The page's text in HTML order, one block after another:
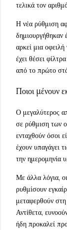
τελικά τον
Η νέα ρύθμιση
αρκεί μια
έχει θέσει
από το πρώτο
Ποιοι μένουν
Ο μεγαλύτερος
σε ρύθμιση των
ενταχθούν όσοι
έχουν υπαγάγει
την ημερομηνία
Με άλλα λόγια,
ρυθμίσουν
μεταφερθούν
Αντίθετα,
ήδη προκαλεί